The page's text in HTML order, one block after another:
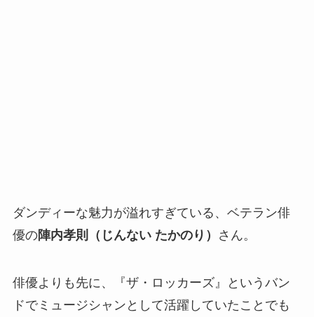
ダンディーな魅力が溢れすぎている、ベテラン俳
優の陣内孝則（じんない たかのり） さん。
俳優よりも先に、『ザ・ロッカーズ』というバン
ドでミュージシャンとして活躍していたことでも